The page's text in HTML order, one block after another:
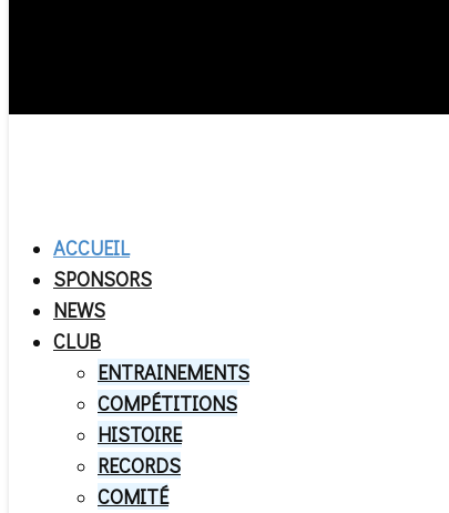
ACCUEIL
SPONSORS
NEWS
CLUB
ENTRAINEMENTS
COMPÉTITIONS
HISTOIRE
RECORDS
COMITÉ